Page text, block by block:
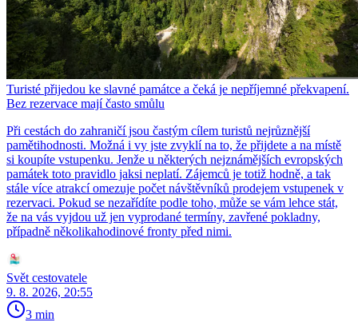
Turisté přijedou ke slavné památce a čeká je nepříjemné překvapení.
Bez rezervace mají často smůlu
Při cestách do zahraničí jsou častým cílem turistů nejrůznější
pamětihodnosti. Možná i vy jste zvyklí na to, že přijdete a na místě
si koupíte vstupenku. Jenže u některých nejznámějších evropských
památek toto pravidlo jaksi neplatí. Zájemců je totiž hodně, a tak
stále více atrakcí omezuje počet návštěvníků prodejem vstupenek v
rezervaci. Pokud se nezařídíte podle toho, může se vám lehce stát,
že na vás vyjdou už jen vyprodané termíny, zavřené pokladny,
případně několikahodinové fronty před nimi.
Svět cestovatele
9. 8. 2026, 20:55
3 min